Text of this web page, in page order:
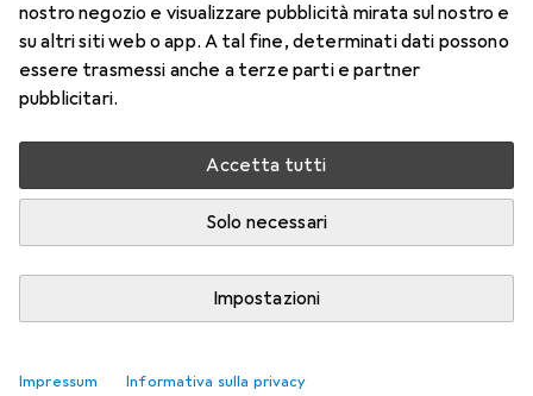
nostro negozio e visualizzare pubblicità mirata sul nostro e
su altri siti web o app. A tal fine, determinati dati possono
essere trasmessi anche a terze parti e partner
pubblicitari.
Accetta tutti
Solo necessari
Impostazioni
Impressum Informativa sulla privacy
Prezzo in EUR IVA incl.
Consegna tra lun, 17/8 e mer, 19/8
Più di 10 pezzi in stock presso il fornitore
Aggiungi al carrello